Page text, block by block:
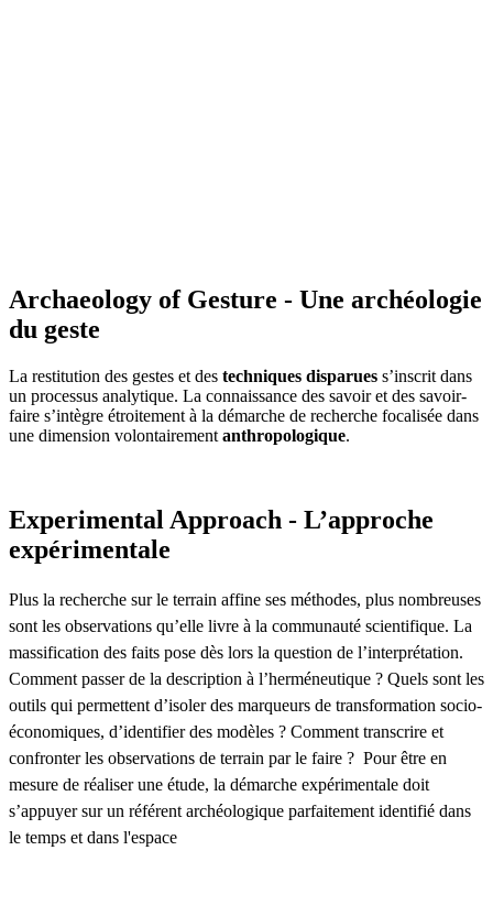
Archaeology of Gesture - Une archéologie
du geste
La restitution des gestes et des techniques disparues s’inscrit dans
un processus analytique. La connaissance des savoir et des savoir-
faire s’intègre étroitement à la démarche de recherche focalisée dans
une dimension volontairement anthropologique.
Experimental Approach - L’approche
expérimentale
Plus la recherche sur le terrain affine ses méthodes, plus nombreuses
sont les observations qu’elle livre à la communauté scientifique. La
massification des faits pose dès lors la question de l’interprétation.
Comment passer de la description à l’herméneutique ? Quels sont les
outils qui permettent d’isoler des marqueurs de transformation socio-
économiques, d’identifier des modèles ? Comment transcrire et
confronter les observations de terrain par le faire ? Pour être en
mesure de réaliser une étude, la démarche expérimentale doit
s’appuyer sur un référent archéologique parfaitement identifié dans
le temps et dans l'espace